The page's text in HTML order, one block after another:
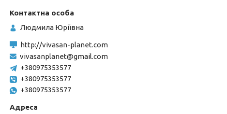
Людмила Юріївна
http://vivasan-planet.com
vivasanplanet@gmail.com
+380975353577
+380975353577
+380975353577